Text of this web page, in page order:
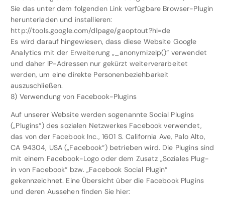
Sie das unter dem folgenden Link verfügbare Browser-Plugin
herunterladen und installieren:
http://tools.google.com/dlpage/gaoptout?hl=de
Es wird darauf hingewiesen, dass diese Website Google
Analytics mit der Erweiterung „_anonymizeIp()“ verwendet
und daher IP-Adressen nur gekürzt weiterverarbeitet
werden, um eine direkte Personenbeziehbarkeit
auszuschließen.
8) Verwendung von Facebook-Plugins
Auf unserer Website werden sogenannte Social Plugins
(„Plugins“) des sozialen Netzwerkes Facebook verwendet,
das von der Facebook Inc., 1601 S. California Ave, Palo Alto,
CA 94304, USA („Facebook“) betrieben wird. Die Plugins sind
mit einem Facebook-Logo oder dem Zusatz „Soziales Plug-
in von Facebook“ bzw. „Facebook Social Plugin“
gekennzeichnet. Eine Übersicht über die Facebook Plugins
und deren Aussehen finden Sie hier: